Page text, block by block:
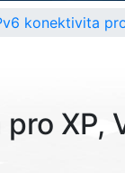
konektivita
XP,